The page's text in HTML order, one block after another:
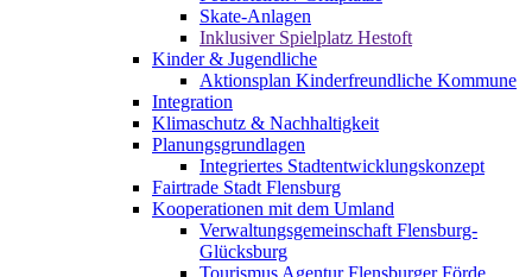
Skate-Anlagen
Inklusiver Spielplatz Hestoft
Kinder & Jugendliche
Aktionsplan Kinderfreundliche Kommune
Integration
Klimaschutz & Nachhaltigkeit
Planungsgrundlagen
Integriertes Stadtentwicklungskonzept
Fairtrade Stadt Flensburg
Kooperationen mit dem Umland
Verwaltungsgemeinschaft Flensburg-
Glücksburg
Tourismus Agentur Flensburger Förde